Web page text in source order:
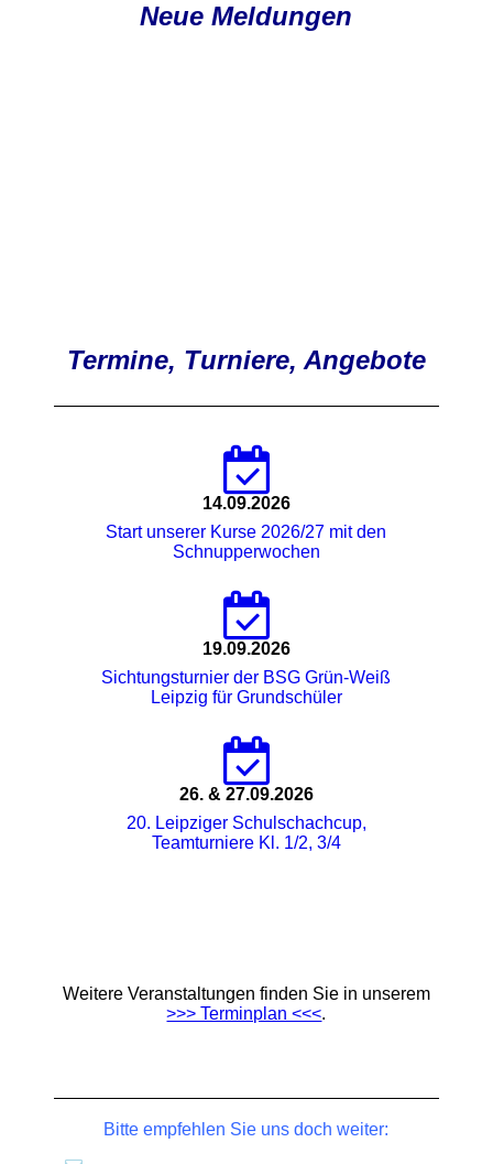
Neue Meldungen
Termine, Turniere, Angebote
14.09.2026
Start unserer Kurse 2026/27 mit den
Schnupperwochen
19.09.2026
Sichtungsturnier der BSG Grün-Weiß
Leipzig für Grundschüler
26. & 27.09.2026
20. Leipziger Schulschachcup,
Teamturniere Kl. 1/2, 3/4
Weitere Veranstaltungen finden Sie in unserem
>>> Terminplan <<<.
Bitte empfehlen Sie uns doch weiter: